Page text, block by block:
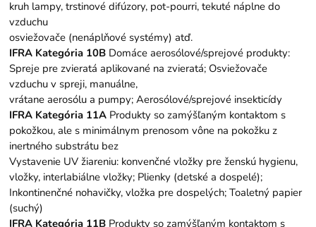
kruh lampy, trstinové difúzory, pot-pourri, tekuté náplne do
vzduchu
osviežovače (nenáplňové systémy) atď.
IFRA Kategória 10B Domáce aerosólové/sprejové produkty:
Spreje pre zvieratá aplikované na zvieratá; Osviežovače
vzduchu v spreji, manuálne,
vrátane aerosólu a pumpy; Aerosólové/sprejové insekticídy
IFRA Kategória 11A Produkty so zamýšľaným kontaktom s
pokožkou, ale s minimálnym prenosom vône na pokožku z
inertného substrátu bez
Vystavenie UV žiareniu: konvenčné vložky pre ženskú hygienu,
vložky, interlabiálne vložky; Plienky (detské a dospelé);
Inkontinenčné nohavičky, vložka pre dospelých; Toaletný papier
(suchý)
IFRA Kategória 11B Produkty so zamýšľaným kontaktom s